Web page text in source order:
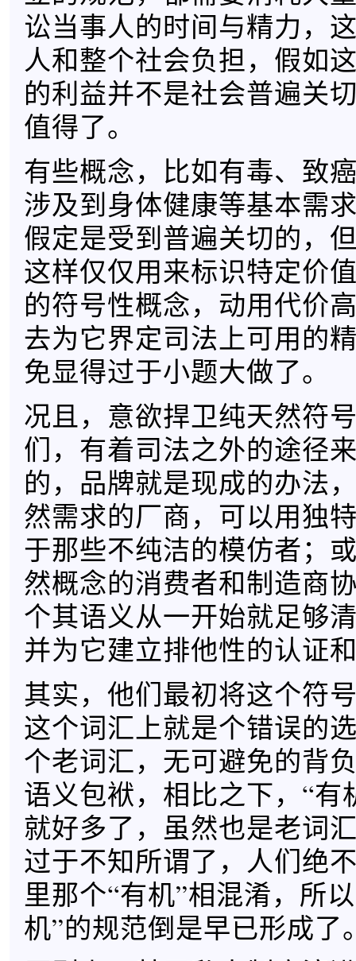
讼当事人的时间与精力，
人和整个社会负担，假如
的利益并不是社会普遍关
值得了。
有些概念，比如有毒、致
涉及到身体健康等基本需
假定是受到普遍关切的，
这样仅仅用来标识特定价
的符号性概念，动用代价
去为它界定司法上可用的
免显得过于小题大做了。
况且，意欲捍卫纯天然符
们，有着司法之外的途径
的，品牌就是现成的办法
然需求的厂商，可以用独
于那些不纯洁的模仿者；
然概念的消费者和制造商
个其语义从一开始就足够
并为它建立排他性的认证
其实，他们最初将这个符
这个词汇上就是个错误的
个老词汇，无可避免的背
语义包袱，相比之下，“有
就好多了，虽然也是老词
过于不知所谓了，人们绝
里那个“有机”相混淆，所
机”的规范倒是早已形成了